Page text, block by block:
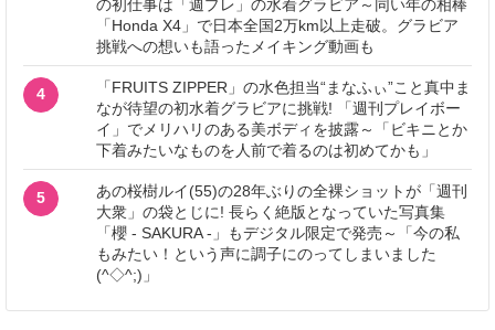
の初仕事は「週プレ」の水着グラビア～同い年の相棒
「Honda X4」で日本全国2万km以上走破。グラビア
挑戦への想いも語ったメイキング動画も
4
「FRUITS ZIPPER」の水色担当“まなふぃ”こと真中ま
なが待望の初水着グラビアに挑戦! 「週刊プレイボー
イ」でメリハリのある美ボディを披露～「ビキニとか
下着みたいなものを人前で着るのは初めてかも」
5
あの桜樹ルイ(55)の28年ぶりの全裸ショットが「週刊
大衆」の袋とじに! 長らく絶版となっていた写真集
「櫻 - SAKURA -」もデジタル限定で発売～「今の私
もみたい！という声に調子にのってしまいました
(^◇^;)」